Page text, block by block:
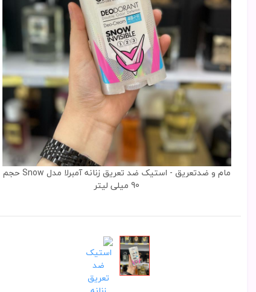
مام و ضدتعریق - استیک ضد تعریق زنانه آمبرلا مدل Snow حجم
90 میلی لیتر